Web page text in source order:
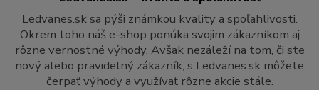
Ledvanes.sk sa pýši známkou kvality a spoľahlivosti.
Okrem toho náš e-shop ponúka svojim zákazníkom aj
rôzne vernostné výhody. Avšak nezáleží na tom, či ste
nový alebo pravidelný zákazník, s Ledvanes.sk môžete
čerpať výhody a využívať rôzne akcie stále.